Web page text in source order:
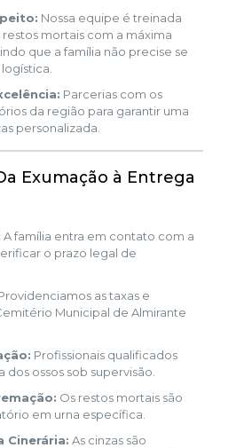
Nossa equipe é treinada
restos mortais com a máxima
que a família não precise se
Parcerias com os
da região para garantir uma
personalizada.
Exumação à Entrega
A família entra em contato com a
o prazo legal de
as taxas e
Municipal de Almirante
Profissionais qualificados
dos ossos sob supervisão.
Os restos mortais são
em urna específica.
Cinerária: As cinzas são